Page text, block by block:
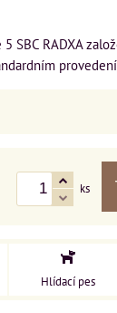
SBC RADXA
ks
Hlídací pes